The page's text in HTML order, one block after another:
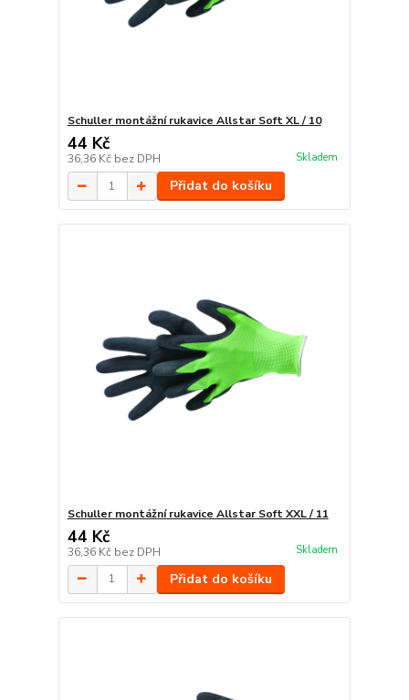
Schuller montážní rukavice Allstar Soft XL / 10
44 Kč
36,36 Kč bez DPH Skladem
Přidat do košíku
Schuller montážní rukavice Allstar Soft XXL / 11
44 Kč
36,36 Kč bez DPH Skladem
Přidat do košíku